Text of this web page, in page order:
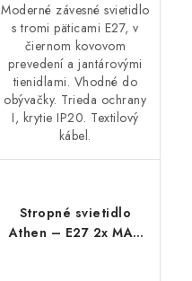
Moderné závesné svietidlo
s tromi päticami E27, v
čiernom kovovom
prevedení a jantárovými
tienidlami. Vhodné do
obývačky. Trieda ochrany
I, krytie IP20. Textilový
kábel.
Stropné svietidlo
Athen – E27 2x MAX